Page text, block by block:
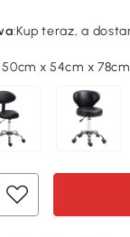
:Kup teraz, a
x 54cm x 78cm